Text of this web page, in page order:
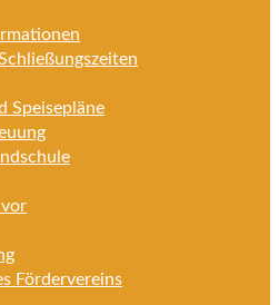
Speisepläne
Fördervereins